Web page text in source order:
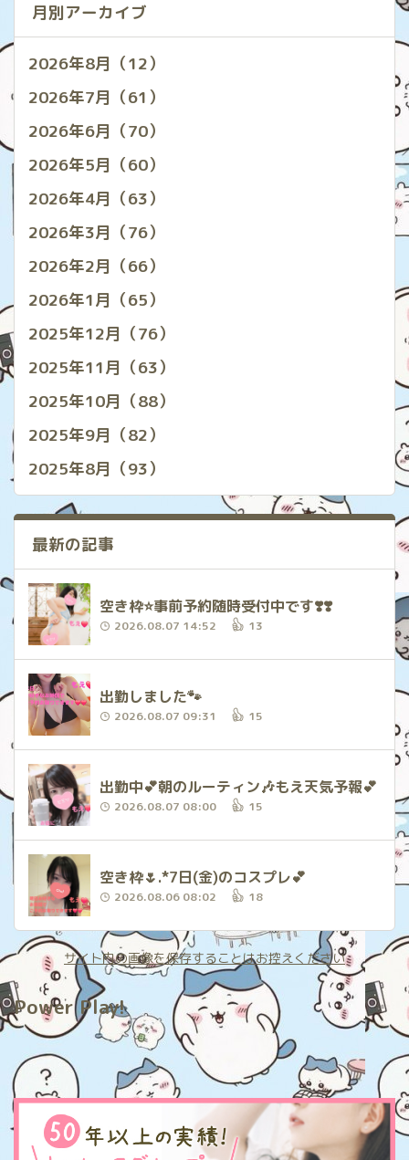
月別アーカイブ
2026年8月（12）
2026年7月（61）
2026年6月（70）
2026年5月（60）
2026年4月（63）
2026年3月（76）
2026年2月（66）
2026年1月（65）
2025年12月（76）
2025年11月（63）
2025年10月（88）
2025年9月（82）
2025年8月（93）
最新の記事
空き枠⭐️事前予約随時受付中です❣️❣️
2026.08.07 14:52 13
出勤しました🐾
2026.08.07 09:31 15
出勤中‪💕︎︎朝のルーティン🎶もえ天気予報‪💕︎︎
2026.08.07 08:00 15
空き枠🌷.*7日(金)のコスプレ‪💕︎︎
2026.08.06 08:02 18
サイト内の画像を保存することはお控えください
Power Play!